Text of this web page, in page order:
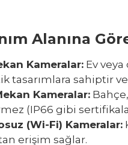
Alanına
Kameralar: Ev
tasarımlara sahiptir
Kameralar:
(IP66 gibi
(Wi-Fi) Kameralar:
erişim sağlar.